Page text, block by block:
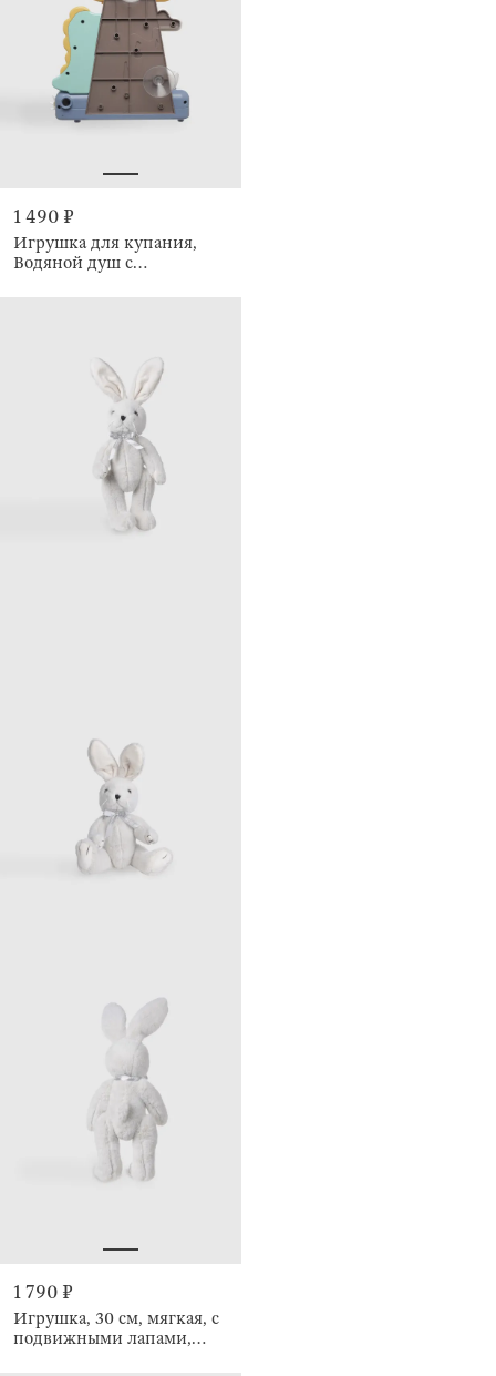
1 490 ₽
Игрушка для купания,
Водяной душ с
1 790 ₽
Игрушка, 30 см, мягкая, с
подвижными лапами,